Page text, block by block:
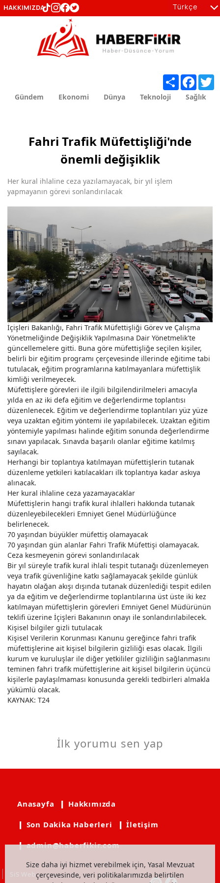
Gündem Ekonomi Dünya Teknoloji Sağlık
Fahri Trafik Müfettişliği'nde
önemli değişiklik
Her kural ihlaline ceza yazılamayacak, bir yıl işlem
yapmayanın görevi sonlandırılacak
İçişleri Bakanlığı, Fahri Trafik Müfettişliği Görev ve Çalışma
Yönetmeliğinde Değişiklik Yapılmasına Dair Yönetmelik'te
güncellemelere gitti. Buna göre müfettişliğe seçilen kişiler,
belirli bir eğitim programı çerçevesinde illerinde eğitime tabi
tutulacak, eğitim programlarına katılmayanlara müfettişlik
kimliği verilmeyecek.
Müfettişlere görevleri ile ilgili bilgilendirilmeleri amacıyla
yılda en az iki defa eğitim ve değerlendirme toplantısı
düzenlenecek. Eğitim ve değerlendirme toplantıları yüz yüze
veya uzaktan eğitim yöntemi ile yapılabilecek. Uzaktan eğitim
yöntemiyle yapılması halinde eğitim sonunda değerlendirme
sınavı yapılacak. Sınavda başarılı olanlar eğitime katılmış
sayılacak.
Herhangi bir toplantıya katılmayan müfettişlerin tutanak
düzenleme yetkileri katılacakları ilk toplantıya kadar askıya
alınacak.
Her kural ihlaline ceza yazamayacaklar
Müfettişlerin hangi trafik kural ihlalleri hakkında tutanak
düzenleyebilecekleri Emniyet Genel Müdürlüğünce
belirlenecek.
70 yaşından büyükler müfettiş olamayacak
70 yaşından gün alanlar Fahri Trafik Müfettişi olamayacak.
Ceza kesmeyenin görevi sonlandırılacak
Bir yıl süreyle trafik kural ihlali tespit tutanağı düzenlemeyen
veya trafik güvenliğine katkı sağlamayacak şekilde günlük
hayatın olağan akışı dışında tutanak düzenlediği tespit edilen
ya da eğitim ve değerlendirme toplantılarına üst üste iki kez
katılmayan müfettişlerin görevleri Emniyet Genel Müdürünün
teklifi üzerine İçişleri Bakanının onayı ile sonlandırılabilecek.
Kişisel bilgiler gizli tutulacak
Kişisel Verilerin Korunması Kanunu gereğince fahri trafik
müfettişlerine ait kişisel bilgilerin gizliliği esas olacak. İlgili
kurum ve kuruluşlar ile diğer yetkililer gizliliğin sağlanmasını
teminen fahri trafik müfettişlerine ait kişisel bilgilerin üçüncü
kişilerle paylaşılmaması konusunda gerekli tedbirleri almakla
yükümlü olacak.
KAYNAK: T24
İlk yorumu sen yap
Share
Türkçe
en
HAKKIMIZDA
Size daha iyi hizmet verebilmek için, Yasal Mevzuat
çerçevesinde, veri politikalarımızda belirtilen
Anasayfa ❙ Hakkımızda
❙ Son Dakika Haberleri ❙ İletişim
❙ admin@haberfikir.com
SiS Web